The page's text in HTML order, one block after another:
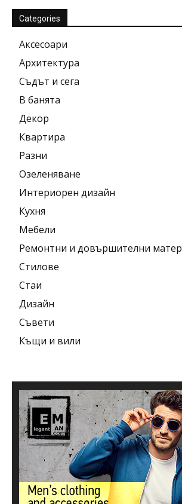
Categories
Аксесоари
Архитектура
Съдът и сега
В банята
Декор
Квартира
Разни
Озеленяване
Интериорен дизайн
Кухня
Мебели
Ремонтни и довършителни
Стилове
Стаи
Дизайн
Съвети
Къщи и вили